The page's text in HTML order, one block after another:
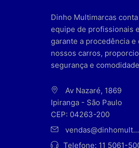
Dinho Multimarcas
equipe de profissionais
garante a procedência e
nossos carros,
segurança e
Av Nazaré, 1869
Ipiranga - São Paulo
CEP: 04263-200
vendas@dinhomult...
Telefone: 11 5061-